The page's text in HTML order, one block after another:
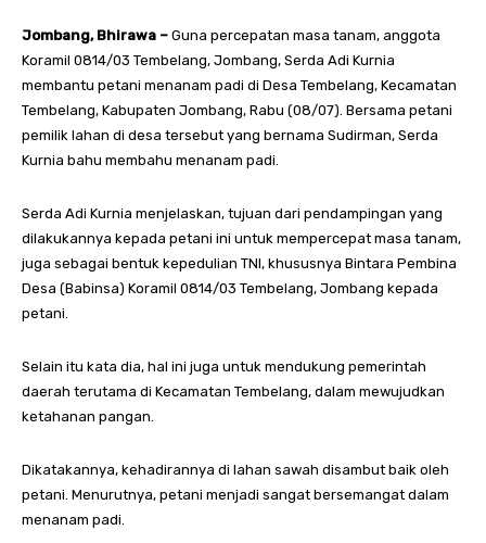
Jombang, Bhirawa – Guna percepatan masa tanam, anggota
Koramil 0814/03 Tembelang, Jombang, Serda Adi Kurnia
membantu petani menanam padi di Desa Tembelang, Kecamatan
Tembelang, Kabupaten Jombang, Rabu (08/07). Bersama petani
pemilik lahan di desa tersebut yang bernama Sudirman, Serda
Kurnia bahu membahu menanam padi.
Serda Adi Kurnia menjelaskan, tujuan dari pendampingan yang
dilakukannya kepada petani ini untuk mempercepat masa tanam,
juga sebagai bentuk kepedulian TNI, khususnya Bintara Pembina
Desa (Babinsa) Koramil 0814/03 Tembelang, Jombang kepada
petani.
Selain itu kata dia, hal ini juga untuk mendukung pemerintah
daerah terutama di Kecamatan Tembelang, dalam mewujudkan
ketahanan pangan.
Dikatakannya, kehadirannya di lahan sawah disambut baik oleh
petani. Menurutnya, petani menjadi sangat bersemangat dalam
menanam padi.